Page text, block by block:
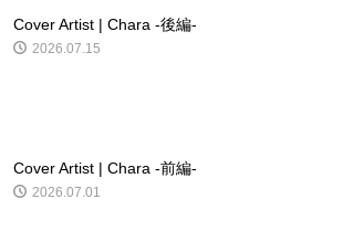
Cover Artist | Chara -後編-
2026.07.15
Cover Artist | Chara -前編-
2026.07.01